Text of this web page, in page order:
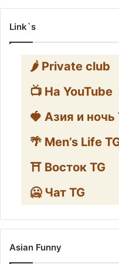
Link`s
🌶️ Private club
📺 На YouTube
🍓 Азия и ночь
🌴 Men’s Life
⛩️ Восток TG
🥶 Чат TG
Asian Funny